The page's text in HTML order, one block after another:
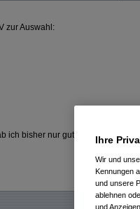
zur Auswahl:
ich bisher nur gutes gehört und
Ihre
Wir und
Kennungen
und unsere
ablehnen
und